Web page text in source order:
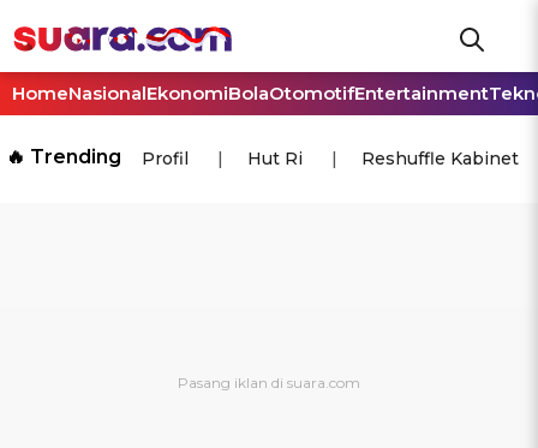
HomeNasionalEkonomiBolaOtomotifEntertainment
🔥 Trending Profil Hut Ri Reshuffle Kabinet